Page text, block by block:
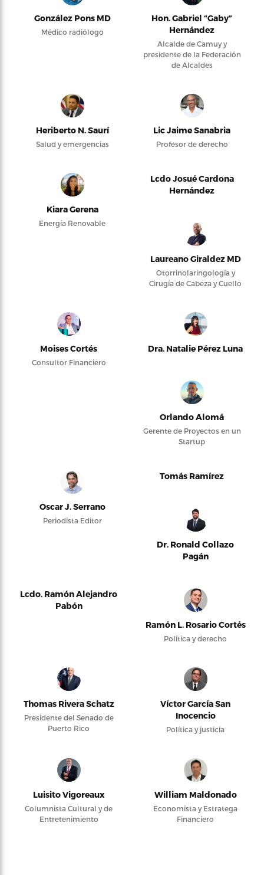
González Pons MD
Médico radiólogo
Hon. Gabriel “Gaby”
Hernández
Alcalde de Camuy y
presidente de la Federación
de Alcaldes
Heriberto N. Saurí
Salud y emergencias
Lic Jaime Sanabria
Profesor de derecho
Kiara Gerena
Energía Renovable
Lcdo Josué Cardona
Hernández
Laureano Giraldez MD
Otorrinolaringología y
Cirugía de Cabeza y Cuello
Moises Cortés
Consultor Financiero
Dra. Natalie Pérez Luna
Orlando Alomá
Gerente de Proyectos en un
Startup
Oscar J. Serrano
Periodista Editor
Tomás Ramírez
Dr. Ronald Collazo
Pagán
Lcdo. Ramón Alejandro
Pabón
Ramón L. Rosario Cortés
Política y derecho
Thomas Rivera Schatz
Presidente del Senado de
Puerto Rico
Víctor García San
Inocencio
Política y justicia
Luisito Vigoreaux
Columnista Cultural y de
Entretenimiento
William Maldonado
Economista y Estratega
Financiero